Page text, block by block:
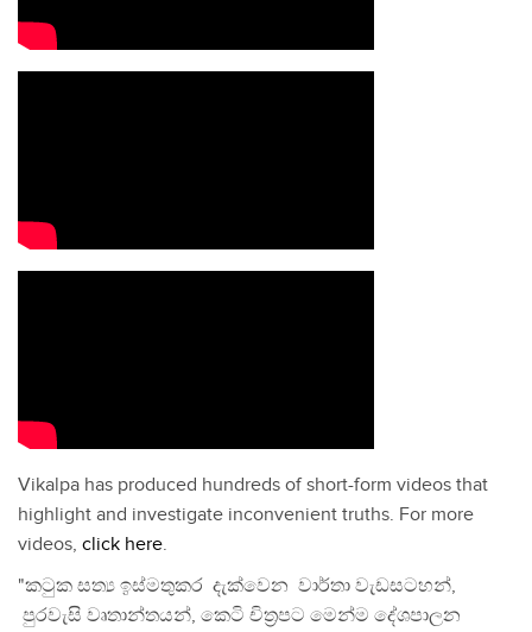
Vikalpa has produced hundreds of short-form videos that
highlight and investigate inconvenient truths. For more
videos, click here.
"කටුක සත්‍ය ඉස්මතුකර දැක්වෙන වාර්තා වැඩසටහන්,
පුරවැසි වෘතාන්තයන්, කෙටි චිත්‍රපට මෙන්ම දේශපාලන